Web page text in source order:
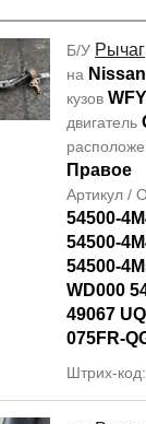
Б/У Рычаг
на
кузов
двигатель
Правое
Артикул /
54500-
54500-
54500-
WD000
49067
075FR-
Штрих-